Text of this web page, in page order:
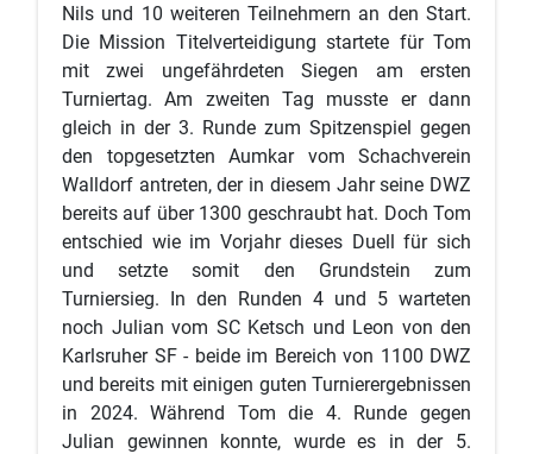
Nils und 10 weiteren Teilnehmern an den Start.
Die Mission Titelverteidigung startete für Tom
mit zwei ungefährdeten Siegen am ersten
Turniertag. Am zweiten Tag musste er dann
gleich in der 3. Runde zum Spitzenspiel gegen
den topgesetzten Aumkar vom Schachverein
Walldorf antreten, der in diesem Jahr seine DWZ
bereits auf über 1300 geschraubt hat. Doch Tom
entschied wie im Vorjahr dieses Duell für sich
und setzte somit den Grundstein zum
Turniersieg. In den Runden 4 und 5 warteten
noch Julian vom SC Ketsch und Leon von den
Karlsruher SF - beide im Bereich von 1100 DWZ
und bereits mit einigen guten Turnierergebnissen
in 2024. Während Tom die 4. Runde gegen
Julian gewinnen konnte, wurde es in der 5.